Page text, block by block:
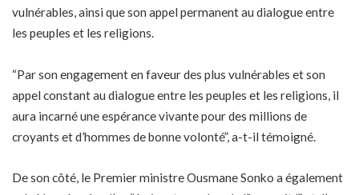
vulnérables, ainsi que son appel permanent au dialogue entre
les peuples et les religions.
“Par son engagement en faveur des plus vulnérables et son
appel constant au dialogue entre les peuples et les religions, il
aura incarné une espérance vivante pour des millions de
croyants et d’hommes de bonne volonté”, a-t-il témoigné.
De son côté, le Premier ministre Ousmane Sonko a également